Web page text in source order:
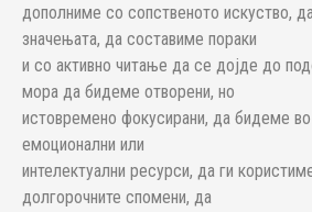
дополниме со сопственото искуство,
значењата, да составиме пораки
и со активно читање да се дојде до
мора да бидеме отворени, но
истовремено фокусирани, да бидеме во
емоционални или
интелектуални ресурси, да ги
долгорочните спомени, да